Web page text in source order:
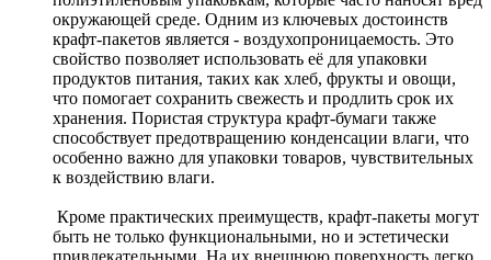
окружающей среде. Одним из ключевых достоинств
крафт-пакетов является - воздухопроницаемость. Это
свойство позволяет использовать её для упаковки
продуктов питания, таких как хлеб, фрукты и овощи,
что помогает сохранить свежесть и продлить срок их
хранения. Пористая структура крафт-бумаги также
способствует предотвращению конденсации влаги, что
особенно важно для упаковки товаров, чувствительных
к воздействию влаги.
Кроме практических преимуществ, крафт-пакеты могут
быть не только функциональными, но и эстетически